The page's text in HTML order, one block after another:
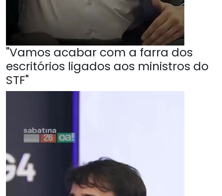
"Vamos acabar com a farra dos
escritórios ligados aos ministros do
STF"